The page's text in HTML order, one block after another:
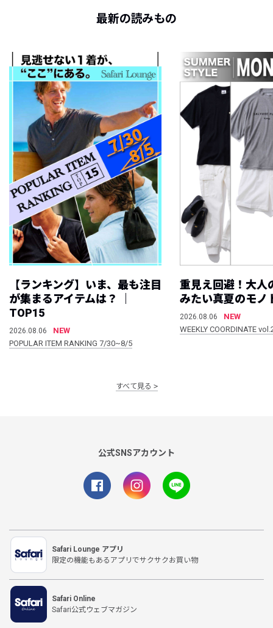
最新の読みもの
【ランキング】いま、最も注目
が集まるアイテムは？ ｜
TOP15
2026.08.06
NEW
POPULAR ITEM RANKING 7/30~8/5
重見え回避！大人
みたい真夏のモノ
2026.08.06
NEW
WEEKLY COORDINATE
すべて見る
公式SNSアカウント
Safari Lounge アプリ
限定の機能もあるアプリでサクサクお買い物
Safari Online
Safari公式ウェブマガジン